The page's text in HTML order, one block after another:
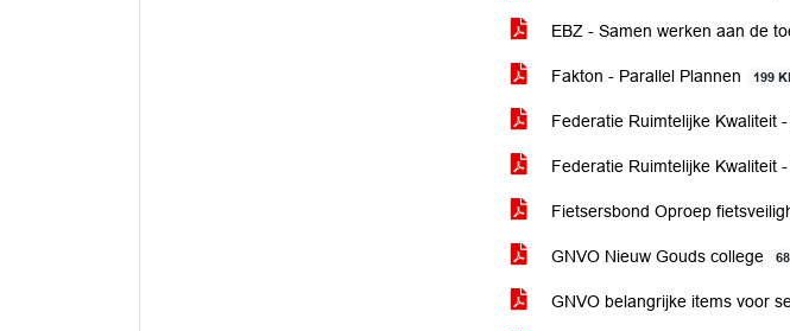
EBZ - Samen werken aan de
Fakton - Parallel Plannen 199
Federatie Ruimtelijke Kwaliteit
Federatie Ruimtelijke Kwaliteit
Fietsersbond Oproep
GNVO Nieuw Gouds college
GNVO belangrijke items voor